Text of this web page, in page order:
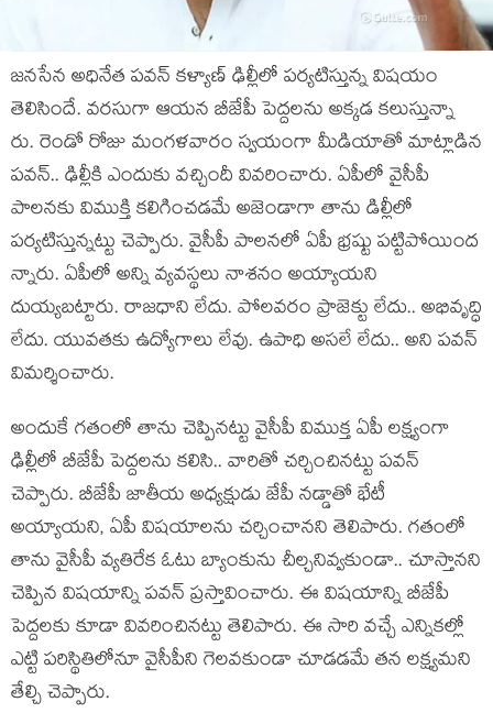
జ‌న‌సేన అధినేత ప‌వ‌న్ క‌ళ్యాణ్ ఢిల్లీలో ప‌ర్య‌టిస్తున్న విష‌యం
తెలిసిందే. వ‌ర‌సుగా ఆయ‌న బీజేపీ పెద్ద‌ల‌ను అక్క‌డ క‌లుస్తున్నా
రు. రెండో రోజు మంగ‌ళ‌వారం స్వ‌యంగా మీడియాతో మాట్లాడిన
ప‌వ‌న్‌.. ఢిల్లీకి ఎందుకు వ‌చ్చిందీ వివ‌రించారు. ఏపీలో వైసీపీ
పాల‌న‌కు విముక్తి క‌లిగించ‌డ‌మే అజెండాగా తాను డిల్లీలో
ప‌ర్య‌టిస్తున్న‌ట్టు చెప్పారు. వైసీపీ పాల‌న‌లో ఏపీ భ్ర‌ష్టు ప‌ట్టిపోయింద
న్నారు. ఏపీలో అన్ని వ్య‌వ‌స్థ‌లు నాశ‌నం అయ్యాయ‌ని
దుయ్య‌బ‌ట్టారు. రాజ‌ధాని లేదు. పోల‌వ‌రం ప్రాజెక్టు లేదు.. అభివృద్ధి
లేదు. యువ‌త‌కు ఉద్యోగాలు లేవు. ఉపాధి అస‌లే లేదు.. అని ప‌వ‌న్
విమ‌ర్శించారు.
అందుకే గ‌తంలో తాను చెప్పిన‌ట్టు వైసీపీ విముక్త ఏపీ ల‌క్ష్యంగా
ఢిల్లీలో బీజేపీ పెద్ద‌ల‌ను క‌లిసి.. వారితో చ‌ర్చించిన‌ట్టు ప‌వ‌న్
చెప్పారు. బీజేపీ జాతీయ అధ్య‌క్షుడు జేపీ న‌డ్డాతో భేటీ
అయ్యాయ‌ని, ఏపీ విష‌యాల‌ను చ‌ర్చించాన‌ని తెలిపారు. గ‌తంలో
తాను వైసీపీ వ్య‌తిరేక ఓటు బ్యాంకును చీల్చ‌నివ్వ‌కుండా.. చూస్తాన‌ని
చెప్పిన విష‌యాన్ని ప‌వ‌న్ ప్ర‌స్తావించారు. ఈ విష‌యాన్ని బీజేపీ
పెద్ద‌ల‌కు కూడా వివ‌రించిన‌ట్టు తెలిపారు. ఈ సారి వ‌చ్చే ఎన్నిక‌ల్లో
ఎట్టి ప‌రిస్థితిలోనూ వైసీపీని గెల‌వ‌కుండా చూడ‌డ‌మే త‌న ల‌క్ష్య‌మ‌ని
తేల్చి చెప్పారు.